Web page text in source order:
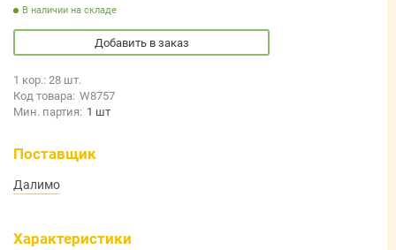
В наличии на складе
Добавить в заказ
1 кор.: 28 шт.
Код товара: W8757
Мин. партия: 1 шт
Поставщик
Далимо
Характеристики